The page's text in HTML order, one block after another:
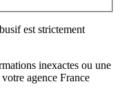
est strictement
inexactes ou une
agence France